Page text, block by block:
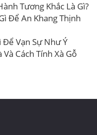
Tương Khắc Là Gì?
Để An Khang Thịnh
Để Vạn Sự Như Ý
Cách Tính Xà Gỗ